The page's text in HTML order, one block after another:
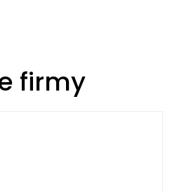
firmy